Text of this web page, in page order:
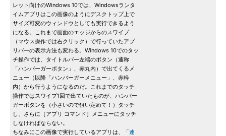
レット向けのWindows 10では、Windowsランタ
イムアプリはこの画像のようにデスクトップ上で
サイズ可変のウィンドウとしても実行できるよう
になる。これまで画面のエッジからのスワイプ
（マウス操作では右クリック）で行っていたアプ
リバーの表示方法も変わる。Windows 10でのタッ
チ操作では、タイトルバー左端のボタン（通称
「ハンバーガーボタン」、赤丸内）で出てくるメ
ニュー（以降「ハンバーガーメニュー」、赤枠
内）から行うようになるのだ。これまでのタッチ
操作ではスワイプ1回で出ていたものが、ハンバー
ガーボタンを（小さいので狙い定めて！）タッチ
し、さらに［アプリ コマンド］メニューにタッチ
しなければならない。
ちなみにこの画像で実行しているアプリは、「連